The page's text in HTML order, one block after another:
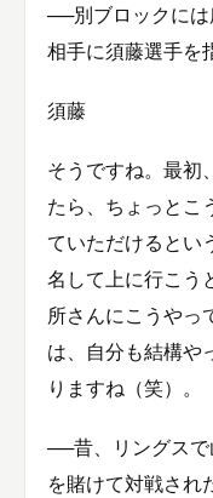
──別ブロックに
相手に須藤選手を
須藤
そうですね。最初
たら、ちょっとこ
ていただけるとい
名して上に行こう
所さんにこうやっ
は、自分も結構や
りますね（笑）。
──昔、リングス
を賭けて対戦され